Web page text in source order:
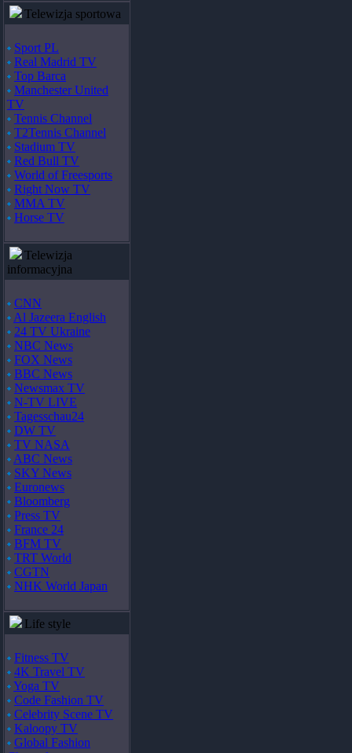
Telewizja sportowa
Sport PL
Real Madrid TV
Top Barca
Manchester United
TV
Tennis Channel
T2Tennis Channel
Stadium TV
Red Bull TV
World of Freesports
Right Now TV
MMA TV
Horse TV
Telewizja
informacyjna
CNN
Al Jazeera English
24 TV Ukraine
NBC News
FOX News
BBC News
Newsmax TV
N-TV LIVE
Tagesschau24
DW TV
TV NASA
ABC News
SKY News
Euronews
Bloomberg
Press TV
France 24
BFM TV
TRT World
CGTN
NHK World Japan
Life style
Fitness TV
4K Travel TV
Yoga TV
Code Fashion TV
Celebrity Scene TV
Kaloopy TV
Global Fashion